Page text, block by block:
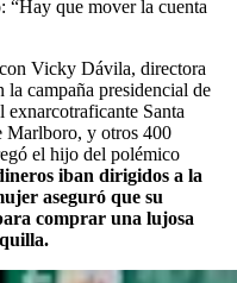
“Hay que mover la cuenta
Vicky Dávila, directora
campaña presidencial de
Santa
Marlboro, y otros 400
el hijo del polémico
iban dirigidos a la
aseguró que su
comprar una lujosa